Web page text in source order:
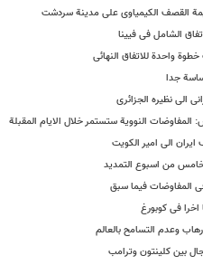
القصف الکیمیاوی علی مدینة سردشت
الشامل فی فیینا
واحدة للاتفاق النهائی
جدا
الی نظیره الجزائری
المفاوضات النوویة ستستمر خلال الایام المقبلة
الی امیر الکویت
من اسبوع التمدید
المفاوضات فیما سبق
اخرا فی کوبورغ
وعدم التسامح بالعالم
بین کلینتون وترامب